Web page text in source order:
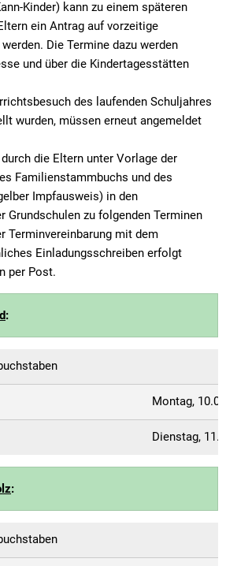
Kinder) kann zu einem späteren
ein Antrag auf vorzeitige
Die Termine dazu werden
und über die Kindertagesstätten
des laufenden Schuljahres
wurden, müssen erneut angemeldet
die Eltern unter Vorlage der
Familienstammbuchs und des
Impfausweis) in den
Grundschulen zu folgenden Terminen
Terminvereinbarung mit dem
Einladungsschreiben erfolgt
per Post.
:
Montag,
Dienstag,
: